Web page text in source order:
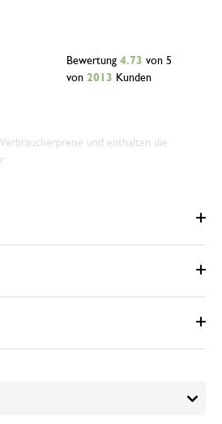
Bewertung 4.73 von 5
von 2013 Kunden
und enthalten die